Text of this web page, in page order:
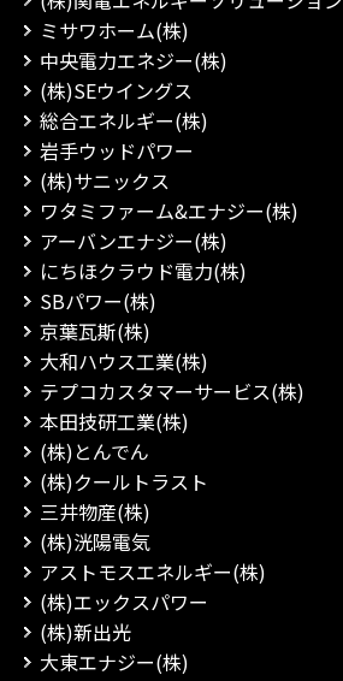
ミサワホーム(株)
中央電力エネジー(株)
(株)SEウイングス
総合エネルギー(株)
岩手ウッドパワー
(株)サニックス
ワタミファーム&エナジー(株)
アーバンエナジー(株)
にちほクラウド電力(株)
SBパワー(株)
京葉瓦斯(株)
大和ハウス工業(株)
テプコカスタマーサービス(株)
本田技研工業(株)
(株)とんでん
(株)クールトラスト
三井物産(株)
(株)洸陽電気
アストモスエネルギー(株)
(株)エックスパワー
(株)新出光
大東エナジー(株)